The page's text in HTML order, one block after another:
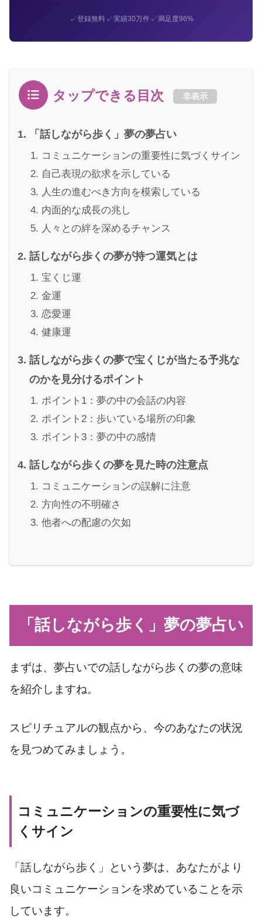
✓登録無料✓実績30万件✓満足度96%
タップできる目次 非表示
「話しながら歩く」夢の夢占い
コミュニケーションの重要性に気づくサイン
自己表現の欲求を示している
人生の進むべき方向を模索している
内面的な成長の兆し
人々との絆を深めるチャンス
話しながら歩くの夢が持つ運気とは
宝くじ運
金運
恋愛運
健康運
話しながら歩くの夢で宝くじが当たる予兆な
のかを見分けるポイント
ポイント1：夢の中の会話の内容
ポイント2：歩いている場所の印象
ポイント3：夢の中の感情
話しながら歩くの夢を見た時の注意点
コミュニケーションの誤解に注意
方向性の不明確さ
他者への配慮の欠如
「話しながら歩く」夢の夢占い
まずは、夢占いでの話しながら歩くの夢の意味
を紹介しますね。
スピリチュアルの観点から、今のあなたの状況
を見つめてみましょう。
コミュニケーションの重要性に気づ
くサイン
「話しながら歩く」という夢は、あなたがより
良いコミュニケーションを求めていることを示
しています。